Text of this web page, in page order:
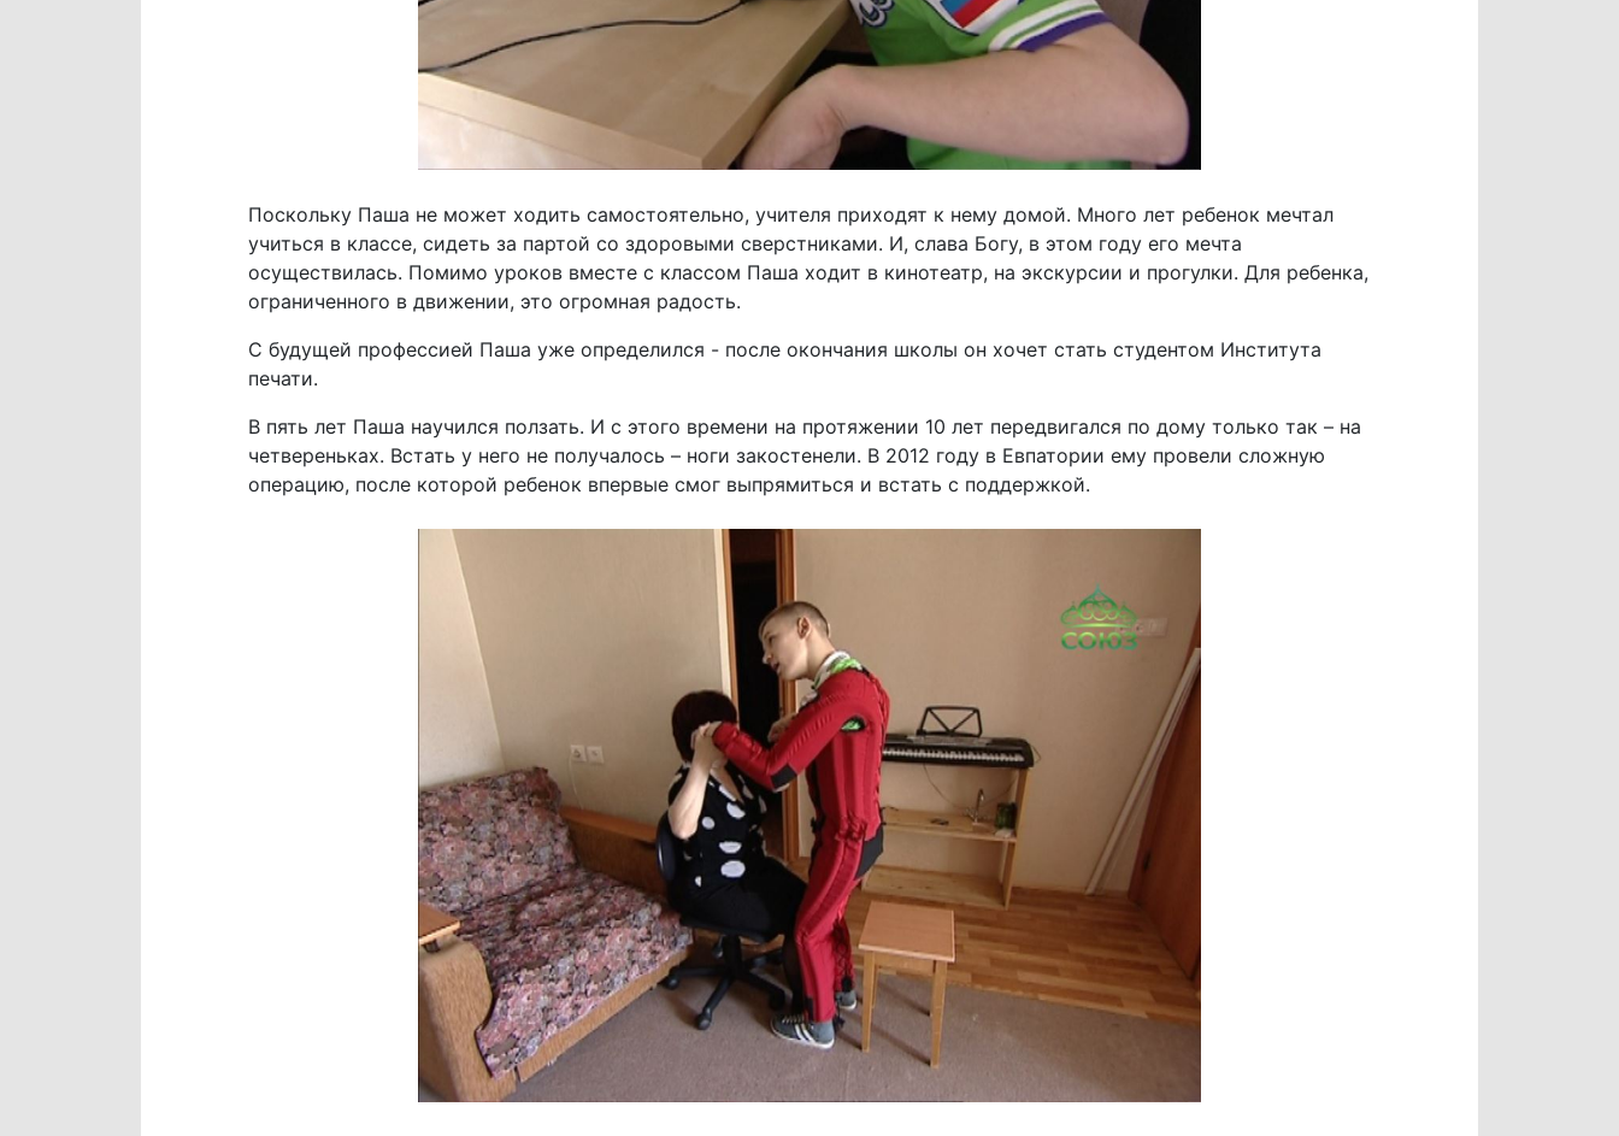
Поскольку Паша не может ходить самостоятельно, учителя приходят к нему домой. Много лет ребенок мечтал
учиться в классе, сидеть за партой со здоровыми сверстниками. И, слава Богу, в этом году его мечта
осуществилась. Помимо уроков вместе с классом Паша ходит в кинотеатр, на экскурсии и прогулки. Для ребенка,
ограниченного в движении, это огромная радость.
С будущей профессией Паша уже определился - после окончания школы он хочет стать студентом Института
печати.
В пять лет Паша научился ползать. И с этого времени на протяжении 10 лет передвигался по дому только так – на
четвереньках. Встать у него не получалось – ноги закостенели. В 2012 году в Евпатории ему провели сложную
операцию, после которой ребенок впервые смог выпрямиться и встать с поддержкой.